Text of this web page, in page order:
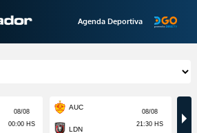
Agenda Deportiva